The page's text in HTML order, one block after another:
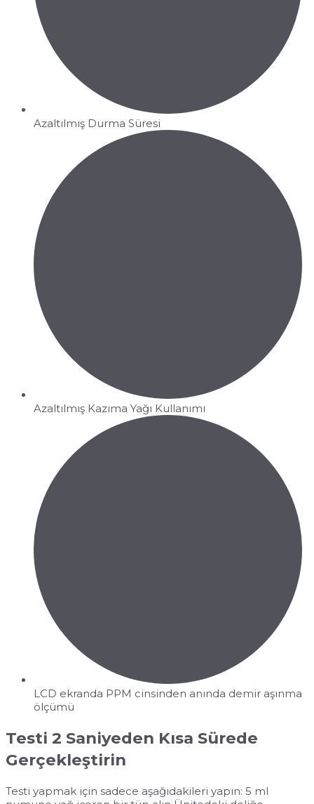
Azaltılmış Durma Süresi
Azaltılmış Kazıma Yağı Kullanımı
LCD ekranda PPM cinsinden anında demir aşınma
ölçümü
Testi 2 Saniyeden Kısa Sürede
Gerçekleştirin
Testi yapmak için sadece aşağıdakileri yapın: 5 ml